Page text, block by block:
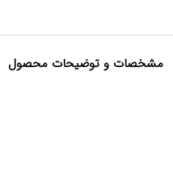
مشخصات و توضیحات محصول